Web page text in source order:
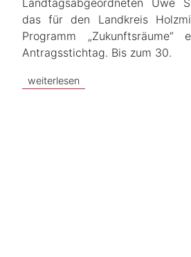
das für den Landkreis
Programm „Zukunftsräume“
Antragsstichtag. Bis zum 30.
weiterlesen